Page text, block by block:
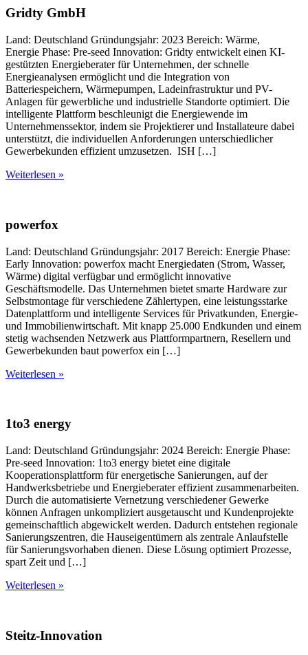
Gridty GmbH
Land: Deutschland Gründungsjahr: 2023 Bereich: Wärme,
Energie Phase: Pre-seed Innovation: Gridty entwickelt einen KI-
gestützten Energieberater für Unternehmen, der schnelle
Energieanalysen ermöglicht und die Integration von
Batteriespeichern, Wärmepumpen, Ladeinfrastruktur und PV-
Anlagen für gewerbliche und industrielle Standorte optimiert. Die
intelligente Plattform beschleunigt die Energiewende im
Unternehmenssektor, indem sie Projektierer und Installateure dabei
unterstützt, die individuellen Anforderungen unterschiedlicher
Gewerbekunden effizient umzusetzen. ISH […]
Weiterlesen »
powerfox
Land: Deutschland Gründungsjahr: 2017 Bereich: Energie Phase:
Early Innovation: powerfox macht Energiedaten (Strom, Wasser,
Wärme) digital verfügbar und ermöglicht innovative
Geschäftsmodelle. Das Unternehmen bietet smarte Hardware zur
Selbstmontage für verschiedene Zählertypen, eine leistungsstarke
Datenplattform und intelligente Services für Privatkunden, Energie-
und Immobilienwirtschaft. Mit knapp 25.000 Endkunden und einem
stetig wachsenden Netzwerk aus Plattformpartnern, Resellern und
Gewerbekunden baut powerfox ein […]
Weiterlesen »
1to3 energy
Land: Deutschland Gründungsjahr: 2024 Bereich: Energie Phase:
Pre-seed Innovation: 1to3 energy bietet eine digitale
Kooperationsplattform für energetische Sanierungen, auf der
Handwerksbetriebe und Energieberater effizient zusammenarbeiten.
Durch die automatisierte Vernetzung verschiedener Gewerke
können Anfragen unkompliziert ausgetauscht und Kundenprojekte
gemeinschaftlich abgewickelt werden. Dadurch entstehen regionale
Sanierungszentren, die Hauseigentümern als zentrale Anlaufstelle
für Sanierungsvorhaben dienen. Diese Lösung optimiert Prozesse,
spart Zeit und […]
Weiterlesen »
Steitz-Innovation